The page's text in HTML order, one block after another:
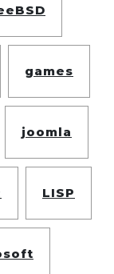
games
joomla
LISP